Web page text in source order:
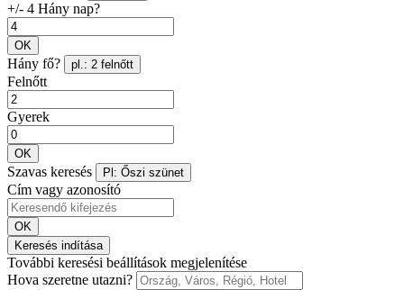
+/- 4 Hány nap?
OK
Hány fő? pl.: 2 felnőtt
Felnőtt
Gyerek
OK
Szavas keresés Pl: Őszi szünet
Cím vagy azonosító
OK
Keresés indítása
További keresési beállítások megjelenítése
Hova szeretne utazni?